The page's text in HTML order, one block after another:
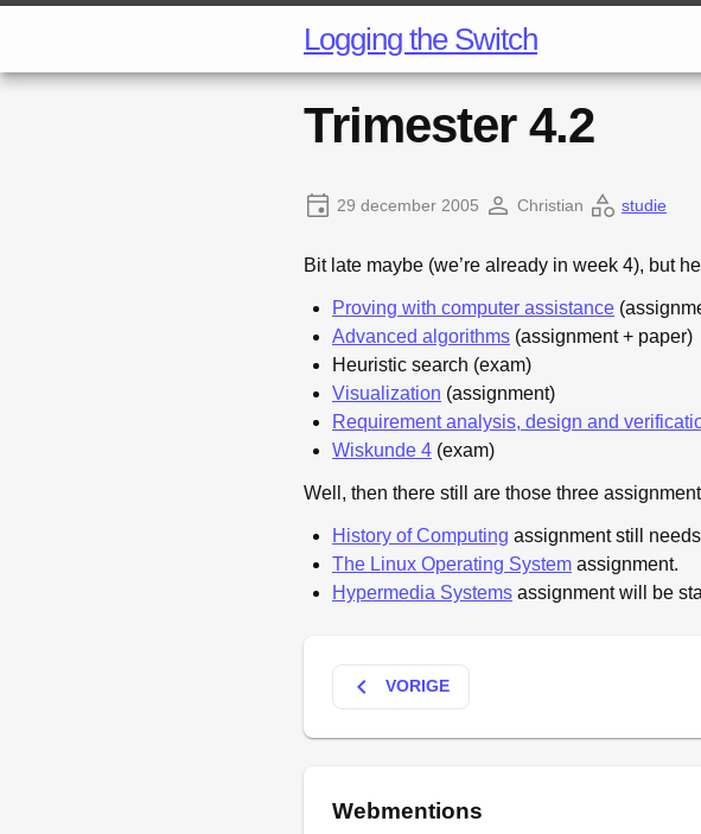
Logging the Switch
Trimester 4.2
29 december 2005 Christian studie
Bit late maybe (we’re already in week 4), but
Proving with computer assistance
Advanced algorithms (assignment + paper)
Heuristic search (exam)
Visualization (assignment)
Requirement analysis, design and
Wiskunde 4 (exam)
Well, then there still are those three
History of Computing assignment still
The Linux Operating System assignment.
Hypermedia Systems assignment will be
keyboard_arrow_left VORIGE
Webmentions